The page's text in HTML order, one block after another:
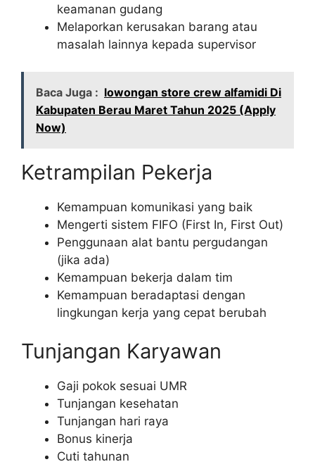
keamanan gudang
Melaporkan kerusakan barang atau
masalah lainnya kepada supervisor
Baca Juga : lowongan store crew alfamidi Di
Kabupaten Berau Maret Tahun 2025 (Apply
Now)
Ketrampilan Pekerja
Kemampuan komunikasi yang baik
Mengerti sistem FIFO (First In, First Out)
Penggunaan alat bantu pergudangan
(jika ada)
Kemampuan bekerja dalam tim
Kemampuan beradaptasi dengan
lingkungan kerja yang cepat berubah
Tunjangan Karyawan
Gaji pokok sesuai UMR
Tunjangan kesehatan
Tunjangan hari raya
Bonus kinerja
Cuti tahunan